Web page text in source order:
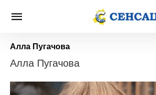
Алла Пугачова
Алла Пугачова